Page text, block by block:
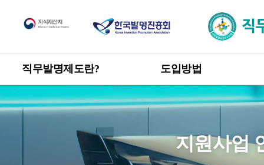
직무발명제도
직무발명제도란?
한눈에 보는 직무발명제도
관련 발명진흥법 및 시행령
도입방법
도입방법 안내
직무발명 권리관계
직무발명 보상
지원사업